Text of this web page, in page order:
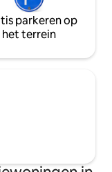
parkeren op
het terrein